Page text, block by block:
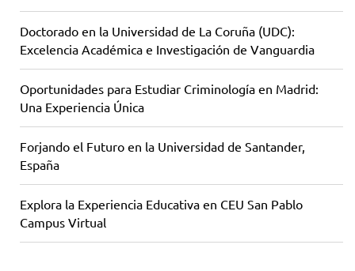
Doctorado en la Universidad de La Coruña (UDC):
Excelencia Académica e Investigación de Vanguardia
Oportunidades para Estudiar Criminología en Madrid:
Una Experiencia Única
Forjando el Futuro en la Universidad de Santander,
España
Explora la Experiencia Educativa en CEU San Pablo
Campus Virtual